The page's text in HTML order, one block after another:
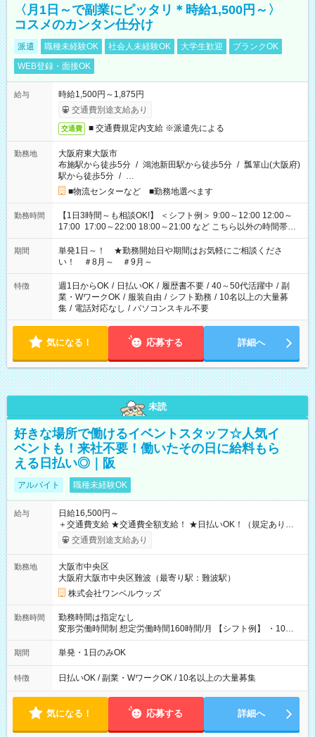
〈月1日～で副業にピッタリ＊時給1,500円～〉
コスメのカンタン仕分け
派遣 職種未経験OK 社会人未経験OK 大学生歓迎
ブランクOK
WEB登録・面接OK
給与
時給1,500円～1,875円
交通費別途支給あり
交通費 ■ 交通費規定内支給 ※派遣先による
勤務地
大阪府東大阪市
布施駅から徒歩5分 / 鴻池新田駅から徒歩5分 / 瓢箪山(大阪府)
駅から徒歩5分 / …
■物流センターなど ■勤務地選べます
勤務時間
【1日3時間～も相談OK!】 ＜シフト例＞ 9:00～12:00 12:00～
17:00 17:00～22:00 18:00～21:00 など こちら以外の時間帯も
お気軽にご相談ください！
期間
単発1日～！ ★勤務開始日や期間はお気軽にご相談くださ
い！ ＃8月～ ＃9月～
特徴 週1日からOK / 日払いOK / 履歴書不要 / 40～50代活躍中 / 副
業・WワークOK / 服装自由 / シフト勤務 / 10名以上の大量募
集 / 電話対応なし / パソコンスキル不要
気になる！ 応募する 詳細へ
未読
好きな場所で働けるイベントスタッフ☆人気イ
ベントも！来社不要！働いたその日に給料もら
える日払い◎｜阪
アルバイト 職種未経験OK
給与
日給16,500円～
＋交通費支給 ★交通費全額支給！ ★日払いOK！（規定あり） ┗
働いたその日に現金GET♪ お仕事後はコンビニATMから 日払
交通費別途支給あり
勤務地
大阪市中央区
大阪府大阪市中央区難波（最寄り駅：難波駅）
株式会社ワンベルウッズ
勤務時間
勤務時間は指定なし
変形労働時間制 想定労働時間160時間/月 【シフト例】 ・10：
00～20：00
期間 単発・1日のみOK
特徴 日払いOK / 副業・WワークOK / 10名以上の大量募集
気になる！ 応募する 詳細へ